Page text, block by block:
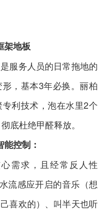
架地板
务人员的日常拖地的
，基本3年必换。丽柏
利技术，泡在水里2个
底杜绝甲醛释放。
控制：
求，且经常反人性
流感应开启的音乐（想
喜欢的）、叫半天也听